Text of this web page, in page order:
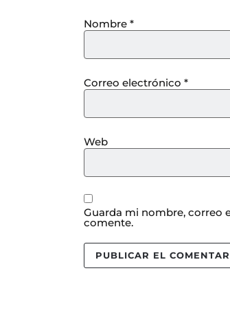
Nombre *
Correo electrónico *
Web
Guarda mi nombre, correo
comente.